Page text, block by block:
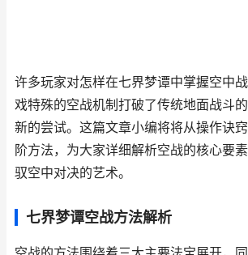
许多玩家对怎样在七界梦谭中掌握空中
戏特殊的空战机制打破了传统地面战斗
新的尝试。这篇文章小编将将从操作诀
阶方法，为大家详细解析空战的核心要
驭空中对决的艺术。
七界梦谭空战方法解析